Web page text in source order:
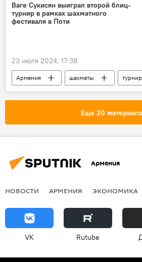
Ваге Сукисян выиграл второй блиц-
турнир в рамках шахматного
фестиваля в Поти
23 июля 2024, 17:38
Армения шахматы
турнир
Спорт
Новости Армения
Еще 20
Армения
НОВОСТИ АРМЕНИЯ ЭКОНОМИКА
VK Rutube